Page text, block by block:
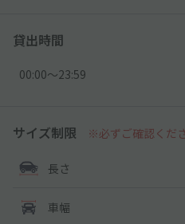
貸出時間
00:00〜23:59
サイズ制限 ※必ずご確認くだ
長さ
車幅